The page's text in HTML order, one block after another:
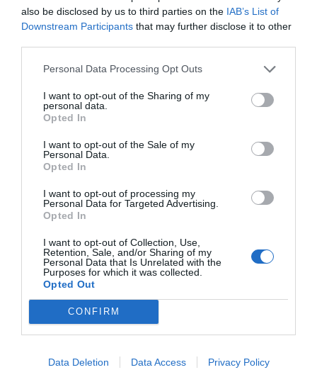
also be disclosed by us to third parties on the IAB’s List of
Downstream Participants that may further disclose it to other
Personal Data Processing Opt Outs
I want to opt-out of the Sharing of my
personal data.
Opted In
I want to opt-out of the Sale of my
Personal Data.
Opted In
I want to opt-out of processing my
Personal Data for Targeted Advertising.
Opted In
I want to opt-out of Collection, Use,
Retention, Sale, and/or Sharing of my
Personal Data that Is Unrelated with the
Purposes for which it was collected.
Opted Out
CONFIRM
Data Deletion Data Access Privacy Policy